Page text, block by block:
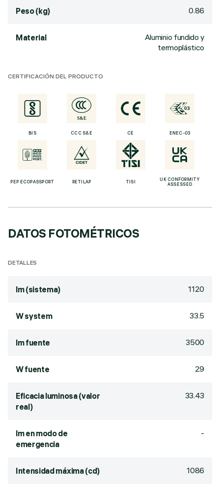
Peso (kg) 0.86
Material
Aluminio fundido y
termoplástico
CERTIFICACIÓN DEL PRODUCTO
BIS CCC S&E CE ENEC-03
PEP ECOPASSPORT RETILAP TISI
UK CONFORMITY
ASSESSED
DATOS FOTOMÉTRICOS
DETALLES
lm (sistema) 1120
W system 33.5
lm fuente 3500
W fuente 29
Eficacia luminosa (valor
real)
33.43
lm en modo de
emergencia
-
Intensidad máxima (cd) 1086